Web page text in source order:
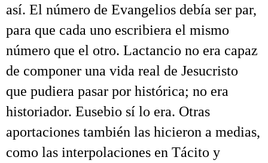
así. El número de Evangelios debía ser par,
para que cada uno escribiera el mismo
número que el otro. Lactancio no era capaz
de componer una vida real de Jesucristo
que pudiera pasar por histórica; no era
historiador. Eusebio sí lo era. Otras
aportaciones también las hicieron a medias,
como las interpolaciones en Tácito y